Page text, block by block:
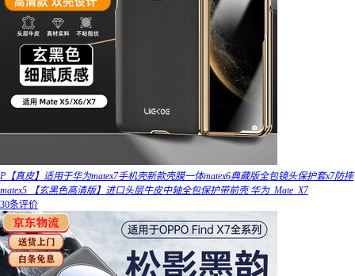
P【真皮】适用于华为matex7手机壳新款壳膜一体matex6典藏版全包镜头保护套x7防摔
matex5 【玄黑色高清版】进口头层牛皮中轴全包保护带前壳 华为_Mate_X7
30条评价